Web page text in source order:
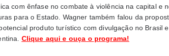
com ênfase no combate à violência na capital e
para o Estado. Wagner também falou da
produto turístico com divulgação no Brasil
Clique aqui e ouça o programa!